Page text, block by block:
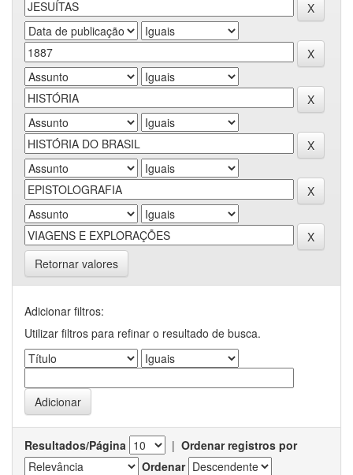
Retornar valores
Adicionar filtros:
Utilizar filtros para refinar o resultado de busca.
Resultados/Página | Ordenar registros por
Ordenar